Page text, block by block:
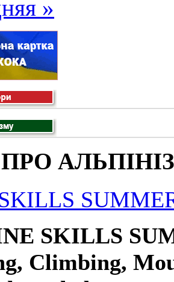
»
SKILLS
Climbing,